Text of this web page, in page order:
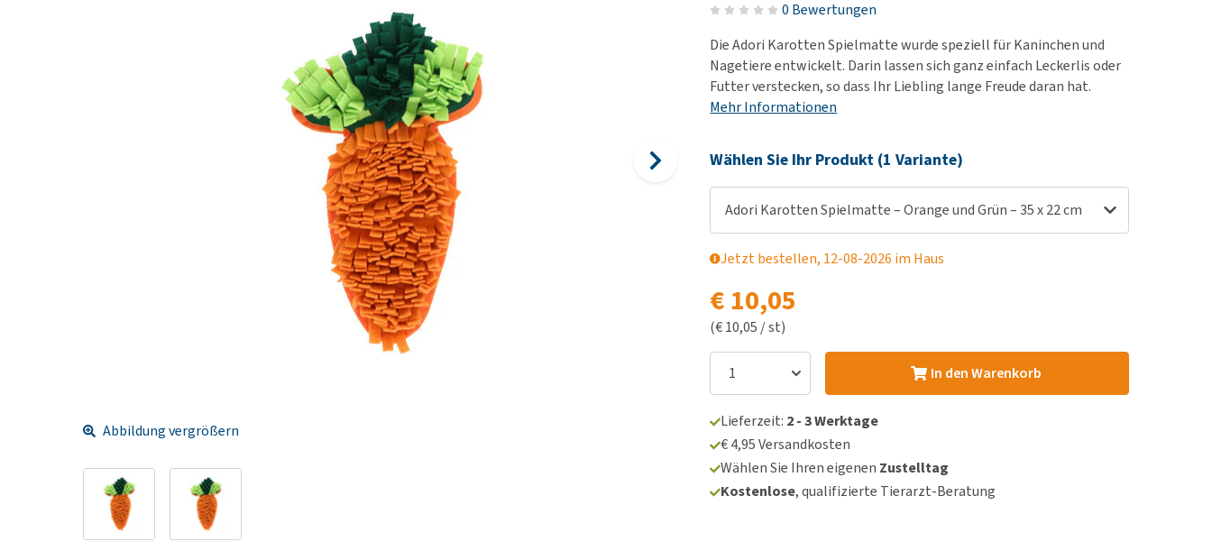
Alles ansehen
Hundekotbeutel und
Halter
Alles ansehen
Alles ansehen
Harn-, Nieren- und
Haut-/Fellprobleme und
Juckreiz
Nierenproblemen
0 Bewertungen
Die Adori Karotten Spielmatte wurde speziell für Kaninchen und
Nagetiere entwickelt. Darin lassen sich ganz einfach Leckerlis oder
Futter verstecken, so dass Ihr Liebling lange Freude daran hat.
Mehr Informationen
Abbildung vergrößern
Wählen Sie Ihr Produkt (1 Variante)
Adori Karotten Spielmatte – Orange und Grün – 35 x 22 cm
Jetzt bestellen, 12-08-2026 im Haus
€ 10,05
(€ 10,05 / st)
In den Warenkorb
Lieferzeit: 2 - 3 Werktage
€ 4,95 Versandkosten
Wählen Sie Ihren eigenen Zustelltag
Kostenlose, qualifizierte Tierarzt-Beratung